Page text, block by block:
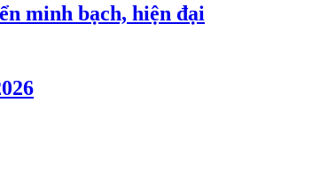
minh bạch, hiện đại